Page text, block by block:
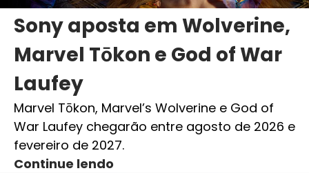
Sony aposta em Wolverine,
Marvel Tōkon e God of War
Laufey
Marvel Tōkon, Marvel’s Wolverine e God of
War Laufey chegarão entre agosto de 2026 e
fevereiro de 2027.
Continue lendo